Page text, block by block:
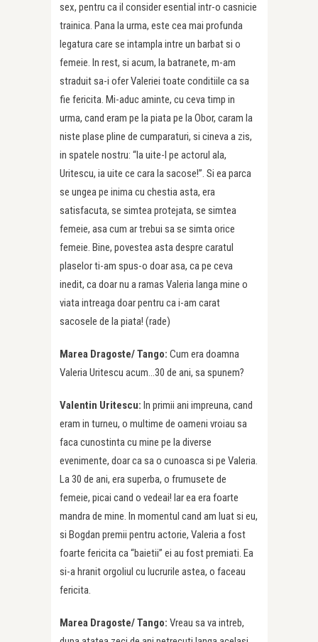
sex, pentru ca il consider esential intr-o casnicie
trainica. Pana la urma, este cea mai profunda
legatura care se intampla intre un barbat si o
femeie. In rest, si acum, la batranete, m-am
straduit sa-i ofer Valeriei toate conditiile ca sa
fie fericita. Mi-aduc aminte, cu ceva timp in
urma, cand eram pe la piata pe la Obor, caram la
niste plase pline de cumparaturi, si cineva a zis,
in spatele nostru: “Ia uite-l pe actorul ala,
Uritescu, ia uite ce cara la sacose!”. Si ea parca
se ungea pe inima cu chestia asta, era
satisfacuta, se simtea protejata, se simtea
femeie, asa cum ar trebui sa se simta orice
femeie. Bine, povestea asta despre caratul
plaselor ti-am spus-o doar asa, ca pe ceva
inedit, ca doar nu a ramas Valeria langa mine o
viata intreaga doar pentru ca i-am carat
sacosele de la piata! (rade)
Marea Dragoste/ Tango: Cum era doamna
Valeria Uritescu acum…30 de ani, sa spunem?
Valentin Uritescu: In primii ani impreuna, cand
eram in turneu, o multime de oameni vroiau sa
faca cunostinta cu mine pe la diverse
evenimente, doar ca sa o cunoasca si pe Valeria.
La 30 de ani, era superba, o frumusete de
femeie, picai cand o vedeai! Iar ea era foarte
mandra de mine. In momentul cand am luat si eu,
si Bogdan premii pentru actorie, Valeria a fost
foarte fericita ca “baietii” ei au fost premiati. Ea
si-a hranit orgoliul cu lucrurile astea, o faceau
fericita.
Marea Dragoste/ Tango: Vreau sa va intreb,